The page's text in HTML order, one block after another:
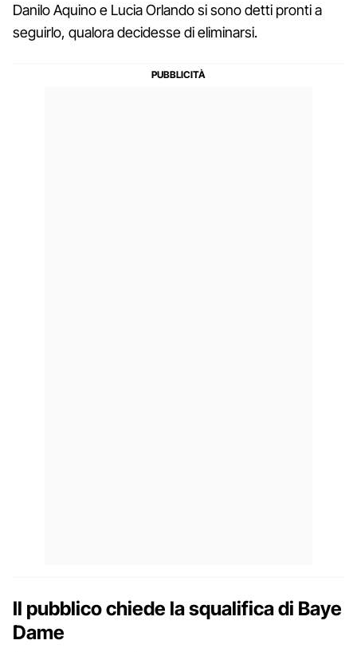
Danilo Aquino e Lucia Orlando si sono detti pronti a
seguirlo, qualora decidesse di eliminarsi.
Il pubblico chiede la squalifica di Baye
Dame